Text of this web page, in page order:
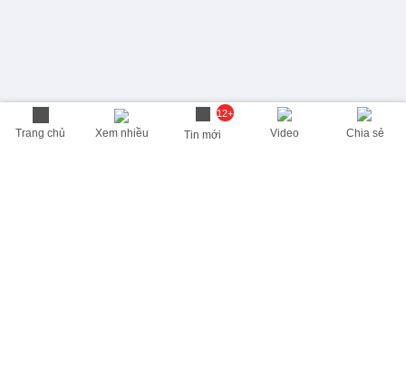
Trang chủ Xem nhiều
12+
Tin mới Video Chia sẻ